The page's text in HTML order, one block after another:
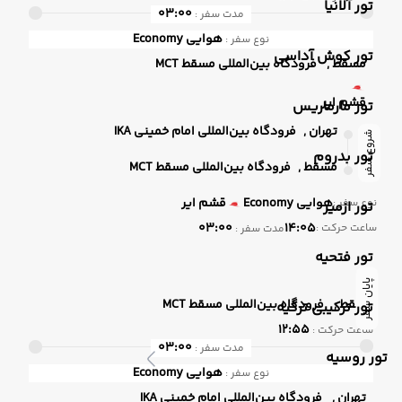
تور آلانیا
تور کوش آداسی
تور مارماریس
تور بدروم
تور ازمیر
تور فتحیه
تور ترکیبی ترکیه
تور روسیه
مدت سفر : 03:00
نوع سفر : هوایی
مسقط , فرودگاه بین‌المللی مسقط MCT
قشم ایر
شروع سفر تهران , فرودگاه بین‌المللی امام خمینی IKA
مسقط , فرودگاه بین‌المللی مسقط MCT
نوع سفر :هوایی قشم ایر
ساعت حرکت :14:05مدت سفر : 03:00
پایان سفر
مسقط , فرودگاه بین‌المللی مسقط MCT
ساعت حرکت : 12:55
مدت سفر : 03:00
نوع سفر : هوایی